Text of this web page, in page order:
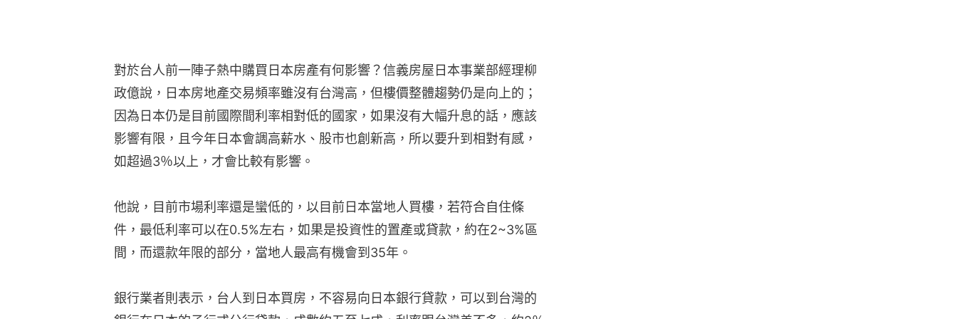
對於台人前一陣子熱中購買日本房產有何影響？信義房屋日本事業部經理柳
政億說，日本房地產交易頻率雖沒有台灣高，但樓價整體趨勢仍是向上的；
因為日本仍是目前國際間利率相對低的國家，如果沒有大幅升息的話，應該
影響有限，且今年日本會調高薪水、股市也創新高，所以要升到相對有感，
如超過3％以上，才會比較有影響。
他說，目前市場利率還是蠻低的，以目前日本當地人買樓，若符合自住條
件，最低利率可以在0.5%左右，如果是投資性的置產或貸款，約在2~3%區
間，而還款年限的部分，當地人最高有機會到35年。
銀行業者則表示，台人到日本買房，不容易向日本銀行貸款，可以到台灣的